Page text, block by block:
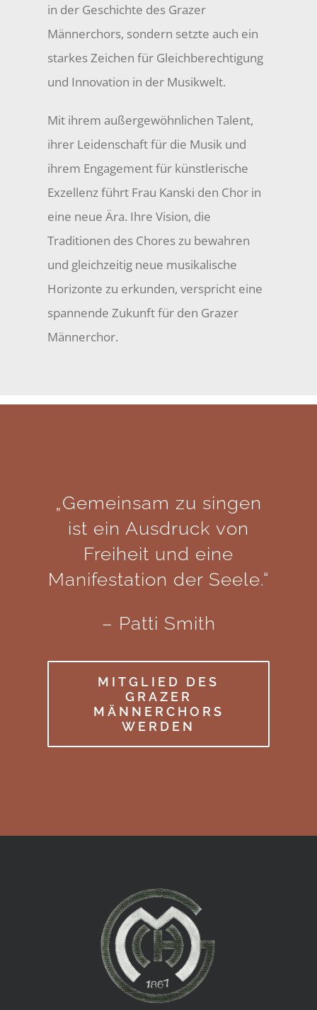
in der Geschichte des Grazer
Männerchors, sondern setzte auch ein
starkes Zeichen für Gleichberechtigung
und Innovation in der Musikwelt.
Mit ihrem außergewöhnlichen Talent,
ihrer Leidenschaft für die Musik und
ihrem Engagement für künstlerische
Exzellenz führt Frau Kanski den Chor in
eine neue Ära. Ihre Vision, die
Traditionen des Chores zu bewahren
und gleichzeitig neue musikalische
Horizonte zu erkunden, verspricht eine
spannende Zukunft für den Grazer
Männerchor.
„Gemeinsam zu singen
ist ein Ausdruck von
Freiheit und eine
Manifestation der Seele.“
– Patti Smith
MITGLIED DES
GRAZER
MÄNNERCHORS
WERDEN